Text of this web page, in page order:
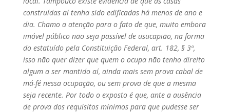
construídas aí tenha sido edificadas há menos de ano e
dia. Chamo a atenção para o fato de que, muito embora
imóvel público não seja passível de usucapião, na forma
do estatuído pela Constituição Federal, art. 182, § 3º,
isso não quer dizer que quem o ocupa não tenho direito
algum a ser mantido aí, ainda mais sem prova cabal de
má-fé nessa ocupação, ou sem prova de que a mesma
seja recente. Por todo o exposto é que, ante a ausência
de prova dos requisitos mínimos para que pudesse ser